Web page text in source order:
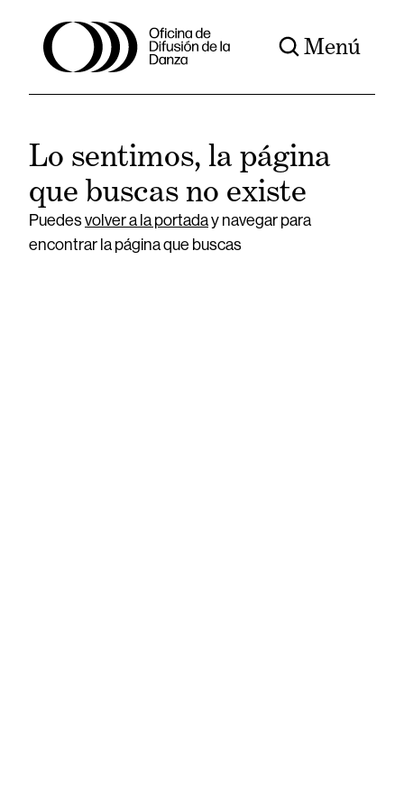
Menú
Lo sentimos, la página
que buscas no existe
Puedesvolver a la portaday navegar para
encontrar la página que buscas